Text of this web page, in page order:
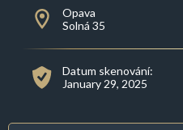
Opava
Solná 35
Datum skenování:
January 29, 2025